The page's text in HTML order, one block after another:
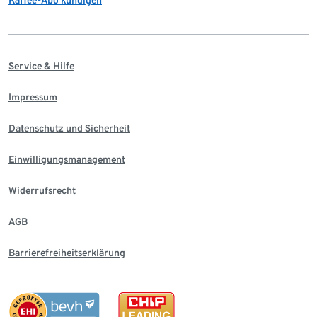
Service & Hilfe
Impressum
Datenschutz und Sicherheit
Einwilligungsmanagement
Widerrufsrecht
AGB
Barrierefreiheitserklärung